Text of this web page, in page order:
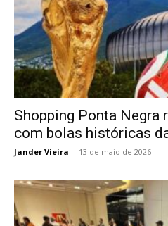
Shopping Ponta Negra
com bolas históricas
Jander Vieira - 13 de maio de 2026